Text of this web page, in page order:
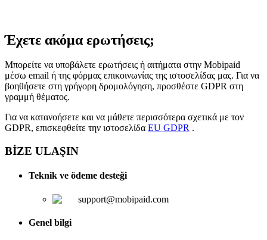
Έχετε ακόμα ερωτήσεις;
Μπορείτε να υποβάλετε ερωτήσεις ή αιτήματα στην Mobipaid
μέσω email ή της φόρμας επικοινωνίας της ιστοσελίδας μας. Για να
βοηθήσετε στη γρήγορη δρομολόγηση, προσθέστε GDPR στη
γραμμή θέματος.
Για να κατανοήσετε και να μάθετε περισσότερα σχετικά με τον
GDPR, επισκεφθείτε την ιστοσελίδα EU GDPR .
BİZE ULAŞIN
Teknik ve ödeme desteği
support@mobipaid.com
Genel bilgi